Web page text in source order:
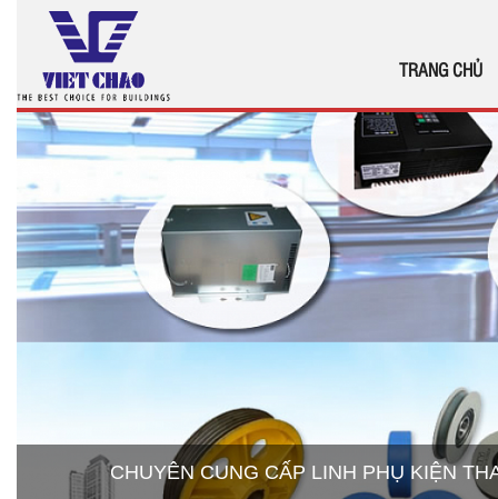
TRANG CHỦ
CHUYÊN CUNG CẤP LINH PHỤ KIỆN